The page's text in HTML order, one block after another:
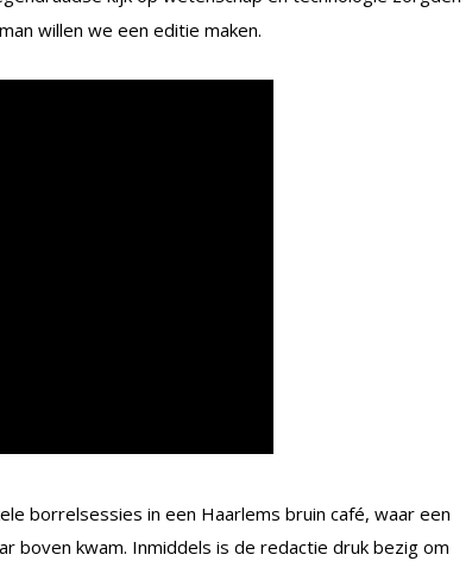
willen we een editie maken.
borrelsessies in een Haarlems bruin café, waar een
boven kwam. Inmiddels is de redactie druk bezig om